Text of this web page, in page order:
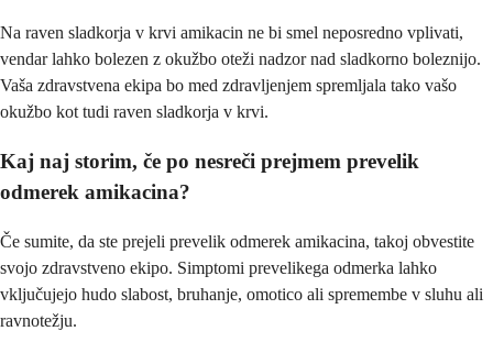
Na raven sladkorja v krvi amikacin ne bi smel neposredno vplivati,
vendar lahko bolezen z okužbo oteži nadzor nad sladkorno boleznijo.
Vaša zdravstvena ekipa bo med zdravljenjem spremljala tako vašo
okužbo kot tudi raven sladkorja v krvi.
Kaj naj storim, če po nesreči prejmem prevelik
odmerek amikacina?
Če sumite, da ste prejeli prevelik odmerek amikacina, takoj obvestite
svojo zdravstveno ekipo. Simptomi prevelikega odmerka lahko
vključujejo hudo slabost, bruhanje, omotico ali spremembe v sluhu ali
ravnotežju.